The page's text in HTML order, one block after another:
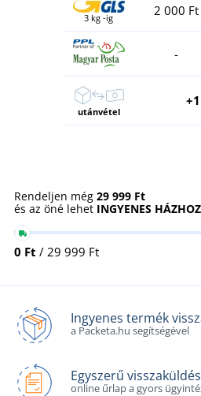
3 kg -ig 2 000 Ft
-
utánvétel
Rendeljen még 29 999 Ft
és az öné lehet INGYENES
0 Ft / 29 999 Ft
Ingyenes termék
a Packeta.hu segítségével
Egyszerű
online űrlap a gyors